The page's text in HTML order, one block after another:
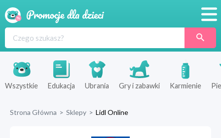
Produkty
Sklepy
Wszystkie Edukacja Ubrania Gry i zabawki Karmienie
Strona Główna > Sklepy > Lidl Online